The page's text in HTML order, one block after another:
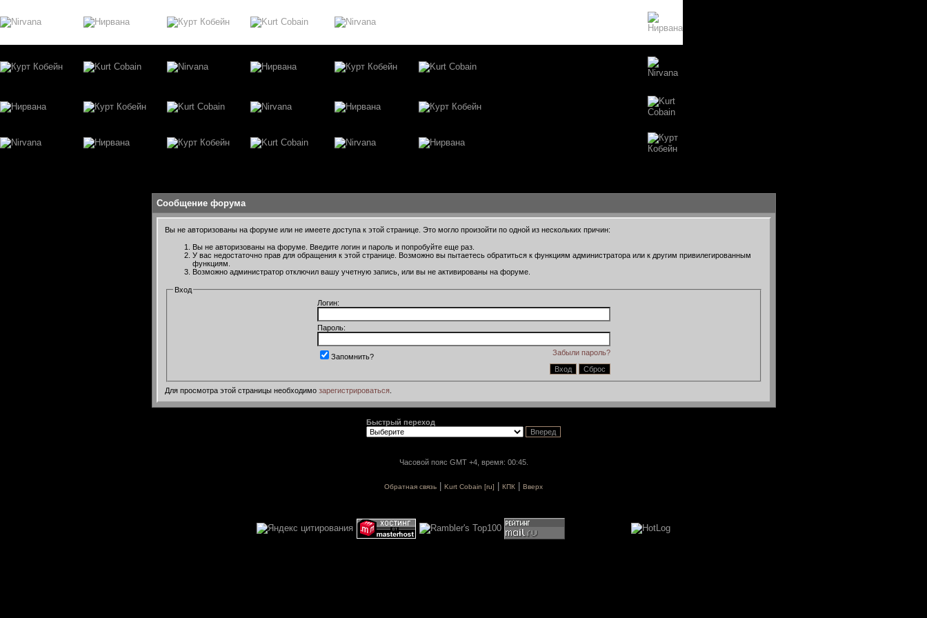
Сообщение форума
Вы не авторизованы на форуме или не имеете доступа к этой странице. Это могло произойти по одной из нескольких причин:
Вы не авторизованы на форуме. Введите логин и пароль и попробуйте еще раз.
У вас недостаточно прав для обращения к этой странице. Возможно вы пытаетесь обратиться к функциям администратора или к другим привилегированным
функциям.
Возможно администратор отключил вашу учетную запись, или вы не активированы на форуме.
Вход
Логин:
Пароль:
Забыли пароль?
Запомнить?
Для просмотра этой страницы необходимо зарегистрироваться.
Быстрый переход
Часовой пояс GMT +4, время: 00:45.
Обратная связь Kurt Cobain [ru] КПК Вверх